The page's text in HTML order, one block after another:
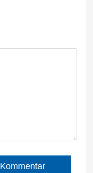
Kommentar